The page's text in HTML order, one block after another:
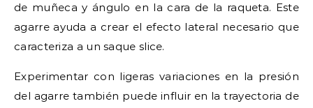
de muñeca y ángulo en la cara de la raqueta. Este
agarre ayuda a crear el efecto lateral necesario que
caracteriza a un saque slice.
Experimentar con ligeras variaciones en la presión
del agarre también puede influir en la trayectoria de